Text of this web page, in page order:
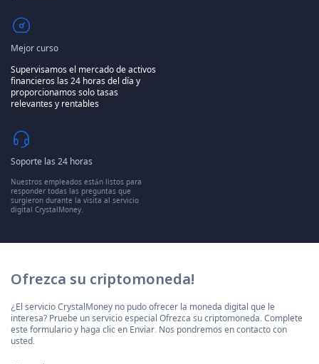
Mejor curso
Supervisamos el mercado de activos
financieros las 24 horas del día y
proporcionamos solo tasas
relevantes y rentables
Soporte las 24 horas
Nuestros empleados están listos para
responder todas las preguntas que
surgieron durante la visita al servicio
digital CrystalMoney.
Ofrezca su criptomoneda!
¿El servicio CrystalMoney no pudo ofrecer la moneda digital que le
interesa? Pruebe un servicio especial Ofrezca su criptomoneda. Complete
este formulario y haga clic en Enviar. Nos pondremos en contacto con
usted.